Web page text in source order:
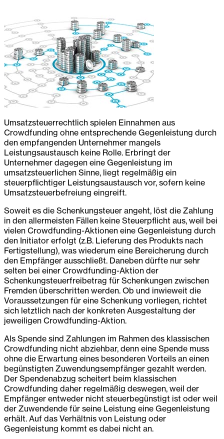
Umsatzsteuerrechtlich spielen Einnahmen aus
Crowdfunding ohne entsprechende Gegenleistung durch
den empfangenden Unternehmer mangels
Leistungsaustausch keine Rolle. Erbringt der
Unternehmer dagegen eine Gegenleistung im
umsatzsteuerlichen Sinne, liegt regelmäßig ein
steuerpflichtiger Leistungsaustausch vor, sofern keine
Umsatzsteuerbefreiung eingreift.
Soweit es die Schenkungsteuer angeht, löst die Zahlung
in den allermeisten Fällen keine Steuerpflicht aus, weil bei
vielen Crowdfunding-Aktionen eine Gegenleistung durch
den Initiator erfolgt (z.B. Lieferung des Produkts nach
Fertigstellung), was wiederum eine Bereicherung durch
den Empfänger ausschließt. Daneben dürfte nur sehr
selten bei einer Crowdfunding-Aktion der
Schenkungsteuerfreibetrag für Schenkungen zwischen
Fremden überschritten werden. Ob und inwieweit die
Voraussetzungen für eine Schenkung vorliegen, richtet
sich letztlich nach der konkreten Ausgestaltung der
jeweiligen Crowdfunding-Aktion.
Als Spende sind Zahlungen im Rahmen des klassischen
Crowdfunding nicht abziehbar, denn eine Spende muss
ohne die Erwartung eines besonderen Vorteils an einen
begünstigten Zuwendungsempfänger gezahlt werden.
Der Spendenabzug scheitert beim klassischen
Crowdfunding daher regelmäßig deswegen, weil der
Empfänger entweder nicht steuerbegünstigt ist oder weil
der Zuwendende für seine Leistung eine Gegenleistung
erhält. Auf das Verhältnis von Leistung oder
Gegenleistung kommt es dabei nicht an.